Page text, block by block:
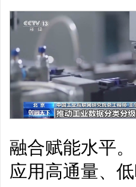
融合赋能水平
应用高通量、